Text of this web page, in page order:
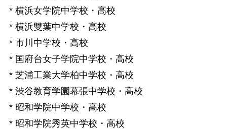
* 横浜女学院中学校・高校
* 横浜雙葉中学校・高校
* 市川中学校・高校
* 国府台女子学院中学校・高校
* 芝浦工業大学柏中学校・高校
* 渋谷教育学園幕張中学校・高校
* 昭和学院中学校・高校
* 昭和学院秀英中学校・高校